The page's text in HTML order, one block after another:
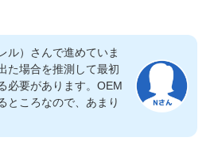
ル）さんで進めていま
た場合を推測して最初
必要があります。OEM
ところなので、あまり